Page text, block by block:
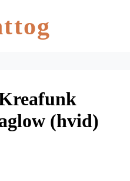
(hvid)